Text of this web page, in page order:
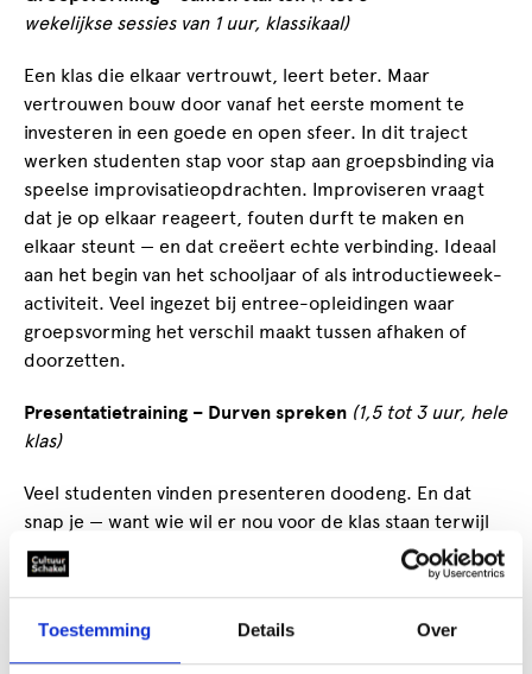
Toestemming Details Over
wekelijkse sessies van 1 uur, klassikaal)
Een klas die elkaar vertrouwt, leert beter. Maar
vertrouwen bouw door vanaf het eerste moment te
investeren in een goede en open sfeer. In dit traject
werken studenten stap voor stap aan groepsbinding via
speelse improvisatieopdrachten. Improviseren vraagt
dat je op elkaar reageert, fouten durft te maken en
elkaar steunt — en dat creëert echte verbinding. Ideaal
aan het begin van het schooljaar of als introductieweek-
activiteit. Veel ingezet bij entree-opleidingen waar
groepsvorming het verschil maakt tussen afhaken of
doorzetten.
Presentatietraining – Durven spreken (1,5 tot 3 uur, hele
klas)
Veel studenten vinden presenteren doodeng. En dat
snap je — want wie wil er nou voor de klas staan terwijl
iedereen kijkt? In deze workshop halen we de druk er
af. Via improvisatietheater oefenen studenten
spreken voor een groep. Omdat de sfeer veilig en
luchtig is, durven studenten meer dan ze van zichzelf